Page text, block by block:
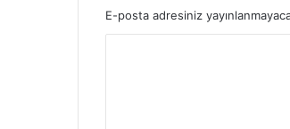
E-posta adresiniz